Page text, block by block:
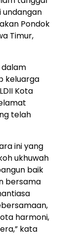
undangan
Pondok
Timur,
dalam
keluarga
Kota
telah
ini yang
ukhuwah
baik
bersama
harmoni,
kata